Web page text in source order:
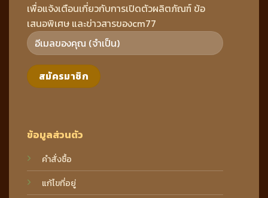
ข้อมูลส่วนตัว
คำสั่งซื้อ
แก้ไขที่อยู่
เพื่อแจ้งเตือนเกี่ยวกับการเปิดตัวผลิตภัณฑ์ ข้อ
เสนอพิเศษ และข่าวสารของcm77